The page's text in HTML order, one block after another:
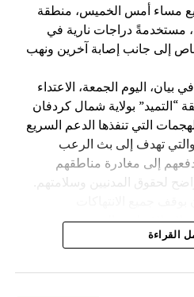
مساء أمس الخميس، منطقة
مستخدمةً دراجات نارية في
عن مقتل 4 أشخاص إلى جانب إصابة آخرين ونهب
اليوم الجمعة، الاعتداء
بولاية شمال كردفان
التي تنفذها الدعم السريع
تهدف إلى بث الرعب
إلى مغادرة مناطقهم
لحقوق المدنيين وسلامتهم.
لا علاقة لهم بالحرب، وتجنيب
ودعت المجتمع الدولي والجهات
الكاملة عن الانتهاكات
القراءة